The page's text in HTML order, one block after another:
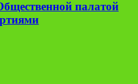
палатой